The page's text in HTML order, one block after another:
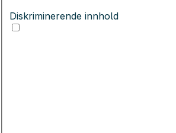
Diskriminerende innhold